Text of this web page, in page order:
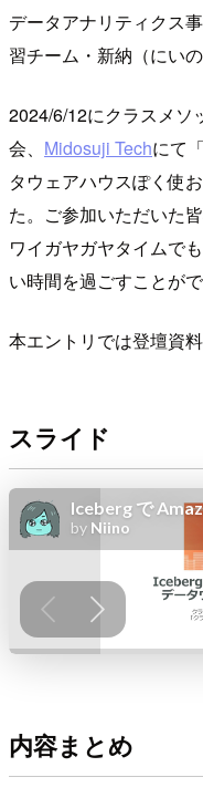
データアナリティクス
習チーム・新納（にいの
2024/6/12にクラスメソ
会、 Midosuji Techにて
タウェアハウスぽく使
た。ご参加いただいた
ワイガヤガヤタイムで
い時間を過ごすことが
本エントリでは登壇資
スライド
内容まとめ